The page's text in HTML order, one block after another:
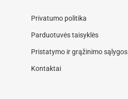
Privatumo politika
Parduotuvės taisyklės
Pristatymo ir grąžinimo sąlygos
Kontaktai